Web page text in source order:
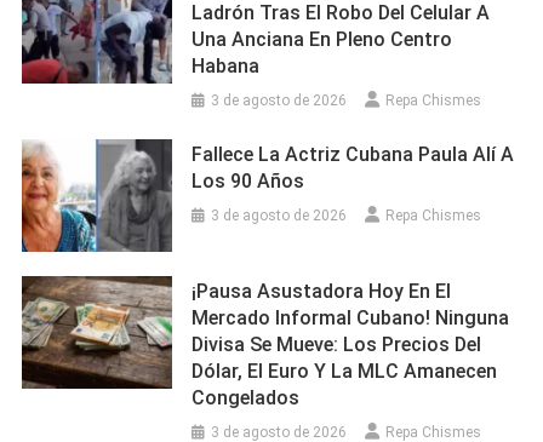
Ladrón Tras El Robo Del Celular A
Una Anciana En Pleno Centro
Habana
3 de agosto de 2026 Repa Chismes
Fallece La Actriz Cubana Paula Alí A
Los 90 Años
3 de agosto de 2026 Repa Chismes
¡Pausa Asustadora Hoy En El
Mercado Informal Cubano! Ninguna
Divisa Se Mueve: Los Precios Del
Dólar, El Euro Y La MLC Amanecen
Congelados
3 de agosto de 2026 Repa Chismes